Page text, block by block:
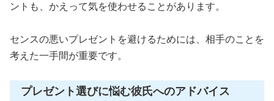
ントも、かえって気を使わせることがあります。
センスの悪いプレゼントを避けるためには、相手のことを
考えた一手間が重要です。
プレゼント選びに悩む彼氏へのアドバイス